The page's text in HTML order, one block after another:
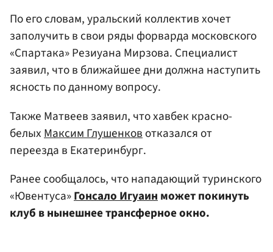
По его словам, уральский коллектив хочет
заполучить в свои ряды форварда московского
«Спартака» Резиуана Мирзова. Специалист
заявил, что в ближайшее дни должна наступить
ясность по данному вопросу.
Также Матвеев заявил, что хавбек красно-
белых Максим Глушенков отказался от
переезда в Екатеринбург.
Ранее сообщалось, что нападающий туринского
«Ювентуса»Гонсало Игуаинможет покинуть
клуб в нынешнее трансферное окно.